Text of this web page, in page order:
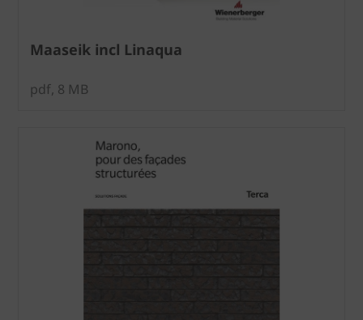
Maaseik incl Linaqua
pdf, 8 MB